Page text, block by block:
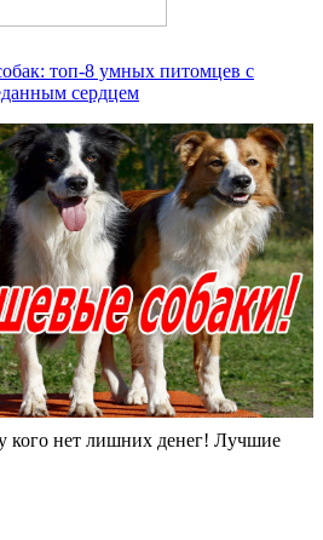
топ-8 умных питомцев с
сердцем
кого нет лишних денег! Лучшие